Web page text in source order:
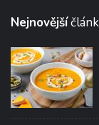
Nejnovější